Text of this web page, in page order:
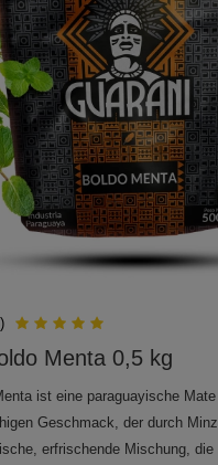
Menta 0,5 kg
ist eine paraguayische
Geschmack, der durch
erfrischende Mischung,